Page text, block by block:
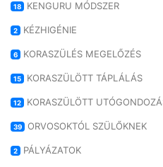
18 KENGURU MÓDSZER
2 KÉZHIGÉNIE
6 KORASZÜLÉS MEGELŐZÉS
15 KORASZÜLÖTT TÁPLÁLÁS
12 KORASZÜLÖTT
39 ORVOSOKTÓL SZÜLŐKNEK
2 PÁLYÁZATOK